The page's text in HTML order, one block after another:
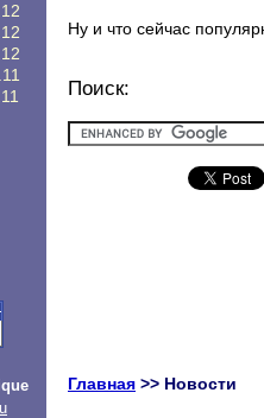
Ну и что сейчас
Поиск:
Главная >> Новости